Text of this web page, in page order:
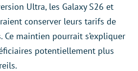
Ultra, les Galaxy S26 et
conserver leurs tarifs de
Ce maintien pourrait s’expliquer
potentiellement plus